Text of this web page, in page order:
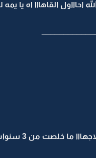
احاااول القاهااا اه يا
من 3 سنوات وهيه تتعالج